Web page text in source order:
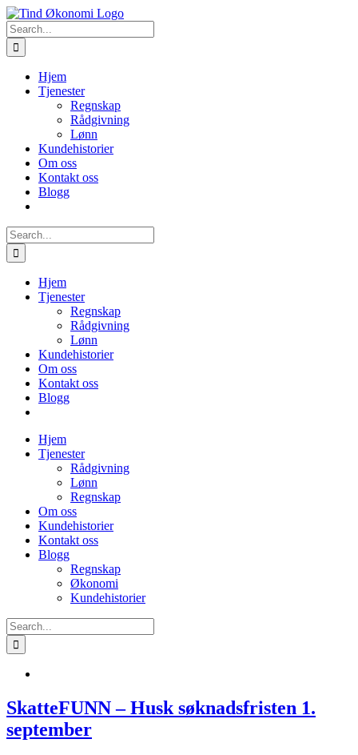
Skip
to
content
Search
for:
Hjem
Tjenester
Regnskap
Rådgivning
Lønn
Kundehistorier
Om oss
Kontakt oss
Blogg
Search
for:
Hjem
Tjenester
Regnskap
Rådgivning
Lønn
Kundehistorier
Om oss
Kontakt oss
Blogg
Hjem
Tjenester
Rådgivning
Lønn
Regnskap
Om oss
Kundehistorier
Kontakt oss
Blogg
Regnskap
Økonomi
Kundehistorier
Search
for:
SkatteFUNN – Husk søknadsfristen 1.
september